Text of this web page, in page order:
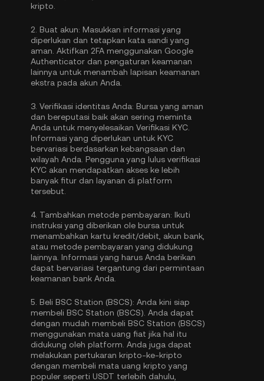
kripto.
2. Buat akun: Masukkan informasi yang
diperlukan dan tetapkan kata sandi yang
aman. Aktifkan 2FA menggunakan Google
Authenticator dan pengaturan keamanan
lainnya untuk menambah lapisan keamanan
ekstra pada akun Anda.
3. Verifikasi identitas Anda: Bursa yang aman
dan bereputasi baik akan sering meminta
Anda untuk menyelesaikan Verifikasi KYC
Informasi yang diperlukan untuk KYC
bervariasi berdasarkan kebangsaan dan
wilayah Anda. Pengguna yang lulus verifikasi
KYC akan mendapatkan akses ke lebih
banyak fitur dan layanan di platform
tersebut.
4. Tambahkan metode pembayaran: Ikuti
instruksi yang diberikan ole bursa untuk
menambahkan kartu kredit/debit, akun bank,
atau metode pembayaran yang didukung
lainnya. Informasi yang harus Anda berikan
dapat bervariasi tergantung dari permintaan
keamanan bank Anda.
5. Beli BSC Station (BSCS): Anda kini siap
membeli BSC Station (BSCS). Anda dapat
dengan mudah membeli BSC Station (BSCS)
menggunakan mata uang fiat jika hal itu
didukung oleh platform. Anda juga dapat
melakukan pertukaran kripto-ke-kripto
dengan membeli mata uang kripto yang
populer seperti USDT terlebih dahulu,